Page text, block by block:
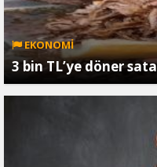
EKONOMİ
3 bin TL’ye döner